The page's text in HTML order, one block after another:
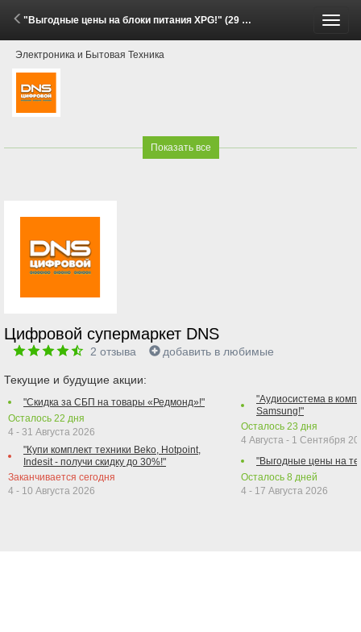
"Выгодные цены на блоки питания XPG!" (29 Мая - 15 Июня 2026)
Электроника и Бытовая Техника
Показать все
Цифровой супермаркет DNS
2 отзыва добавить в любимые
Текущие и будущие акции:
"Скидка за СБП на товары «Редмонд»!"
Осталось 22 дня
4 - 31 Августа 2026
"Купи комплект техники Beko, Hotpoint,
Indesit - получи скидку до 30%!"
Заканчивается сегодня
4 - 10 Августа 2026
"Аудиосистема в
Samsung!"
Осталось 23 дня
4 Августа - 1 Сентября
"Выгодные цены на
Осталось 8 дней
4 - 17 Августа 2026